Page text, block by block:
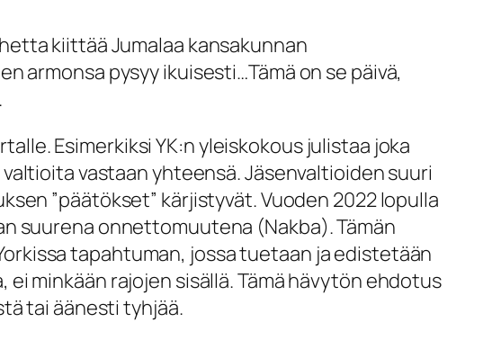
kiittää Jumalaa kansakunnan
armonsa pysyy ikuisesti…Tämä on se päivä,
Esimerkiksi YK:n yleiskokous julistaa joka
vastaan yhteensä. Jäsenvaltioiden suuri
”päätökset” kärjistyvät. Vuoden 2022 lopulla
suurena onnettomuutena (Nakba). Tämän
tapahtuman, jossa tuetaan ja edistetään
minkään rajojen sisällä. Tämä hävytön ehdotus
tai äänesti tyhjää.